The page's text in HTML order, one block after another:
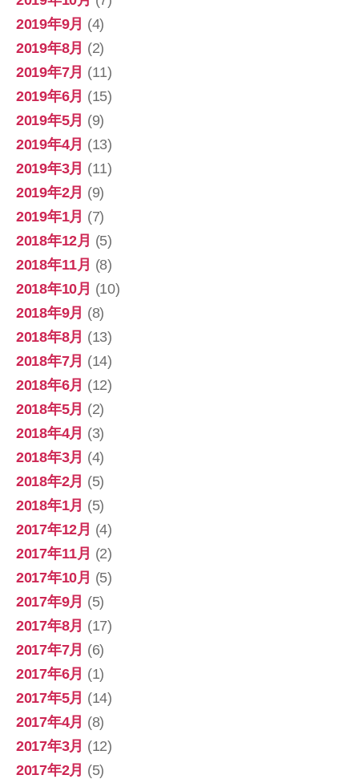
2019年9月 (4)
2019年8月 (2)
2019年7月 (11)
2019年6月 (15)
2019年5月 (9)
2019年4月 (13)
2019年3月 (11)
2019年2月 (9)
2019年1月 (7)
2018年12月 (5)
2018年11月 (8)
2018年10月 (10)
2018年9月 (8)
2018年8月 (13)
2018年7月 (14)
2018年6月 (12)
2018年5月 (2)
2018年4月 (3)
2018年3月 (4)
2018年2月 (5)
2018年1月 (5)
2017年12月 (4)
2017年11月 (2)
2017年10月 (5)
2017年9月 (5)
2017年8月 (17)
2017年7月 (6)
2017年6月 (1)
2017年5月 (14)
2017年4月 (8)
2017年3月 (12)
2017年2月 (5)